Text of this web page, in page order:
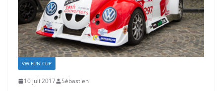
VW FUN CUP
10 juli 2017 Sébastien